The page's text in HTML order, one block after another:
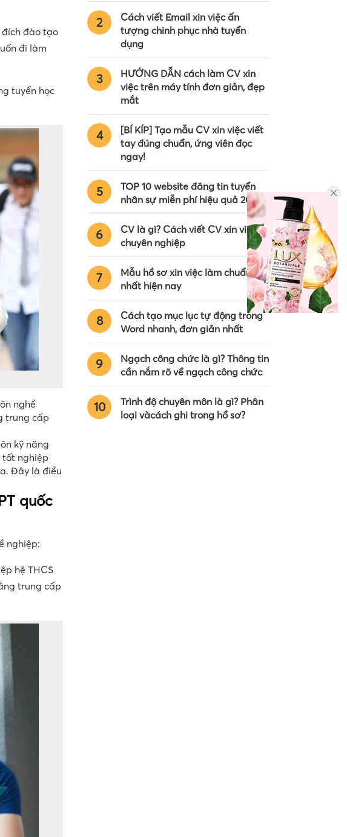
đào tạo
đi làm
tuyển học
nghề
trung cấp
kỹ năng
tốt nghiệp
Đây là điều
quốc
nghiệp:
hệ THCS
trung cấp
2
Cách viết Email xin việc ấn
tượng chinh phục nhà tuyển
dụng
3
HƯỚNG DẪN cách làm CV xin
việc trên máy tính đơn giản, đẹp
mắt
4
[BÍ KÍP] Tạo mẫu CV xin việc viết
tay đúng chuẩn, ứng viên đọc
ngay!
5
TOP 10 website đăng tin tuyển
nhân sự miễn phí hiệu quả 2024
6
CV là gì? Cách viết CV xin việc
chuyên nghiệp
7
Mẫu hồ sơ xin việc làm chuẩn
nhất hiện nay
8
Cách tạo mục lục tự động trong
Word nhanh, đơn giản nhất
9
Ngạch công chức là gì? Thông tin
cần nắm rõ về ngạch công chức
10
Trình độ chuyên môn là gì? Phân
loại vàcách ghi trong hồ sơ?